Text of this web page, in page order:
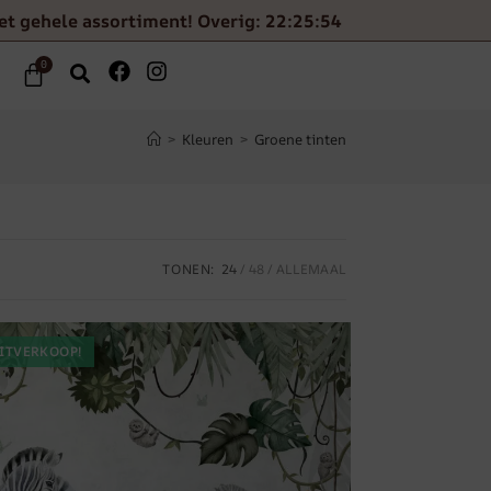
gehele assortiment! Overig: 22:25:52
0
> Kleuren > Groene tinten
TONEN: 24 48 ALLEMAAL